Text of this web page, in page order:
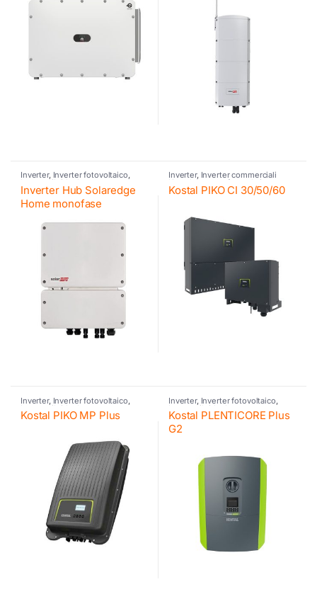
Inverter, Inverter fotovoltaico,
Inverter ibrido
residenziali SE,SolarEdge,
SolarEdge
Inverter Hub Solaredge
Home monofase
Inverter, Inverter commerciali
Inverter fotovoltaico
Kostal
Kostal PIKO CI 30/50/60
Inverter, Inverter fotovoltaico
Inverter ibrido
residenziali Kostal ,Kostal,Kostal
Kostal PIKO MP Plus
Inverter, Inverter fotovoltaico
Inverter ibrido
residenziali Kostal ,Kostal, Kostal
Kostal PLENTICORE Plus
G2